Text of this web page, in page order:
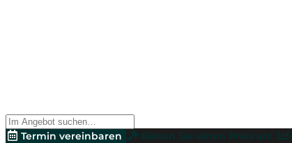
Termin vereinbaren Bieten Sie einen Preis an!